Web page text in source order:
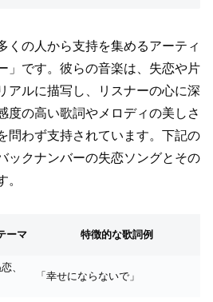
くの人から支持を集めるアーティ
」です。彼らの音楽は、失恋や片
アルに描写し、リスナーの心に深
度の高い歌詞やメロディの美しさ
問わず支持されています。下記の
ックナンバーの失恋ソングとその
。
ーマ 特徴的な歌詞例
、
「幸せにならないで」